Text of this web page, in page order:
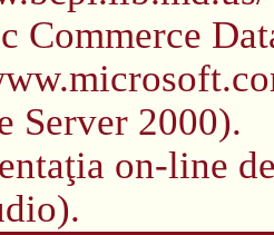
Commerce
Server 2000).
on-line